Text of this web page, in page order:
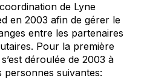
de Lyne
en 2003 afin de gérer le
entre les partenaires
Pour la première
déroulée de 2003 à
personnes suivantes: